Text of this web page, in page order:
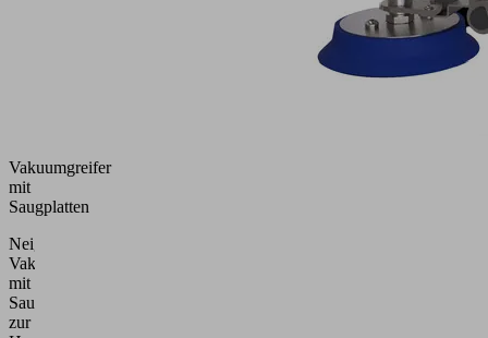
Vakuumgreifer
mit
Saugplatten
Neigungsfähiger
Vakuumgreifer
mit
Saugplatten
zur